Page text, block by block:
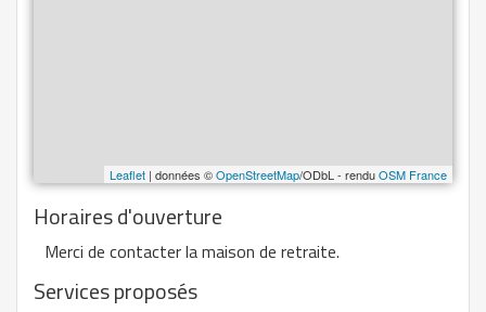
Leaflet | données ©OpenStreetMap/ODbL - renduOSM France
Horaires d'ouverture
Merci de contacter la maison de retraite.
Services proposés